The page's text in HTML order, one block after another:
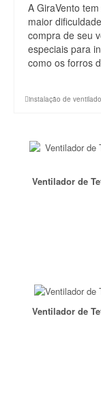
A GiraVento
maior
compra de seu
especiais para
como os forros
instalação de
Ventilador de
Ventilador de